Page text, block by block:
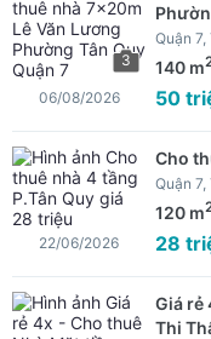
3
Quận 7,
140 m
50
06/08/2026
Cho
Quận 7,
120 m
28
22/06/2026
Giá rẻ
Thi